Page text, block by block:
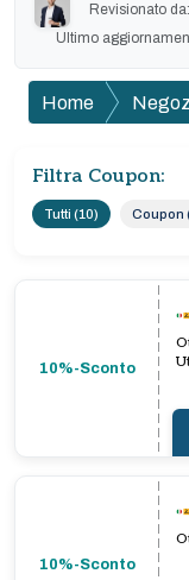
Revisionato da:
Ultimo
Home
Filtra Coupon:
Tutti (10) Coupon
10%-Sconto
10%-Sconto